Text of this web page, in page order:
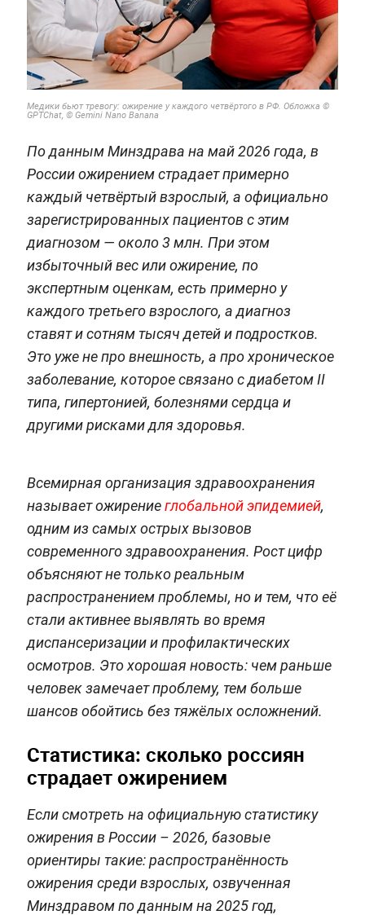
Медики бьют тревогу: ожирение у каждого четвёртого в РФ. Обложка ©
GPTChat, © Gemini Nano Banana
По данным Минздрава на май 2026 года, в
России ожирением страдает примерно
каждый четвёртый взрослый, а официально
зарегистрированных пациентов с этим
диагнозом — около 3 млн. При этом
избыточный вес или ожирение, по
экспертным оценкам, есть примерно у
каждого третьего взрослого, а диагноз
ставят и сотням тысяч детей и подростков.
Это уже не про внешность, а про хроническое
заболевание, которое связано с диабетом II
типа, гипертонией, болезнями сердца и
другими рисками для здоровья.
Всемирная организация здравоохранения
называет ожирениеглобальной эпидемией,
одним из самых острых вызовов
современного здравоохранения. Рост цифр
объясняют не только реальным
распространением проблемы, но и тем, что её
стали активнее выявлять во время
диспансеризации и профилактических
осмотров. Это хорошая новость: чем раньше
человек замечает проблему, тем больше
шансов обойтись без тяжёлых осложнений.
Статистика: сколько россиян
страдает ожирением
Если смотреть на официальную статистику
ожирения в России – 2026, базовые
ориентиры такие: распространённость
ожирения среди взрослых, озвученная
Минздравом по данным на 2025 год,